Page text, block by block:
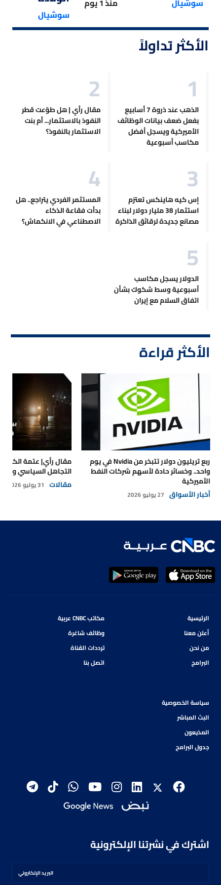
سوشيال
الأكثر تداولاً
الذهب عند ذروة 7 أسابيع
بفعل ضعف بيانات الوظائف
الأميركية ويسجل أفضل
مكاسب أسبوعية
مقال رأي | هل طوّعت قطر
النفوذ بالاستثمار... أم بنت
الاستثمار بالنفوذ؟
إس كيه هاينكس تعتزم
استثمار 38 مليار دولار لبناء
مصانع جديدة لرقائق الذاكرة
المستثمر الفردي يتراجع.. هل
بدأت فقاعة الذكاء
الاصطناعي في الانكماش؟
الدولار يسجل مكاسب
أسبوعية وسط شكوك بشأن
اتفاق السلام مع إيران
الأكثر قراءة
ربع تريليون دولار تتبخر من Nvidia في يوم
واحد.. وخسائر حادة لأسهم شركات النفط
الأميركية
أخبار الأسواق 27 يوليو 2026
مقال رأي| عتمة
التجاهل السياسي
مقالات 31 يوليو 2026
الرئيسية
أعلن معنا
من نحن
البرامج
مكاتب CNBC عربية
وظائف شاغرة
ترددات القناة
اتصل بنا
سياسة الخصوصية
البث المباشر
المذيعون
جدول البرامج
اشترك في نشرتنا الإلكترونية